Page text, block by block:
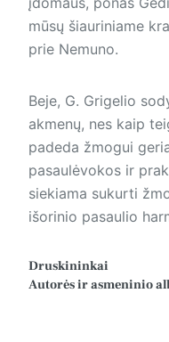
mūsų šiauriniame
prie Nemuno.
Beje, G. Grigelio
akmenų, nes kaip
padeda žmogui
pasaulėvokos ir
siekiama sukurti
išorinio pasaulio
Druskininkai
Autorės ir asmeninio